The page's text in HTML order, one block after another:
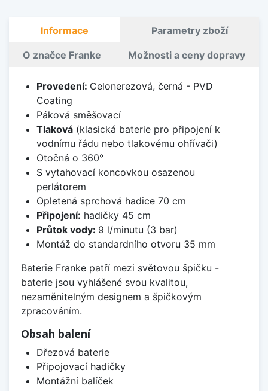
Informace Parametry zboží
O značce Franke Možnosti a ceny dopravy
Provedení: Celonerezová, černá - PVD
Coating
Páková směšovací
Tlaková(klasická baterie pro připojení k
vodnímu řádu nebo tlakovému ohřívači)
Otočná o 360°
S vytahovací koncovkou osazenou
perlátorem
Opletená sprchová hadice 70 cm
Připojení: hadičky 45 cm
Průtok vody: 9 l/minutu (3 bar)
Montáž do standardního otvoru 35 mm
Baterie Franke patří mezi světovou špičku -
baterie jsou vyhlášené svou kvalitou,
nezaměnitelným designem a špičkovým
zpracováním.
Obsah balení
Dřezová baterie
Připojovací hadičky
Montážní balíček